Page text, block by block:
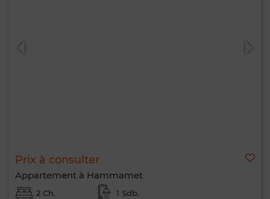
Prix à consulter
Appartement à Hammamet
2 Ch. 1 Sdb.